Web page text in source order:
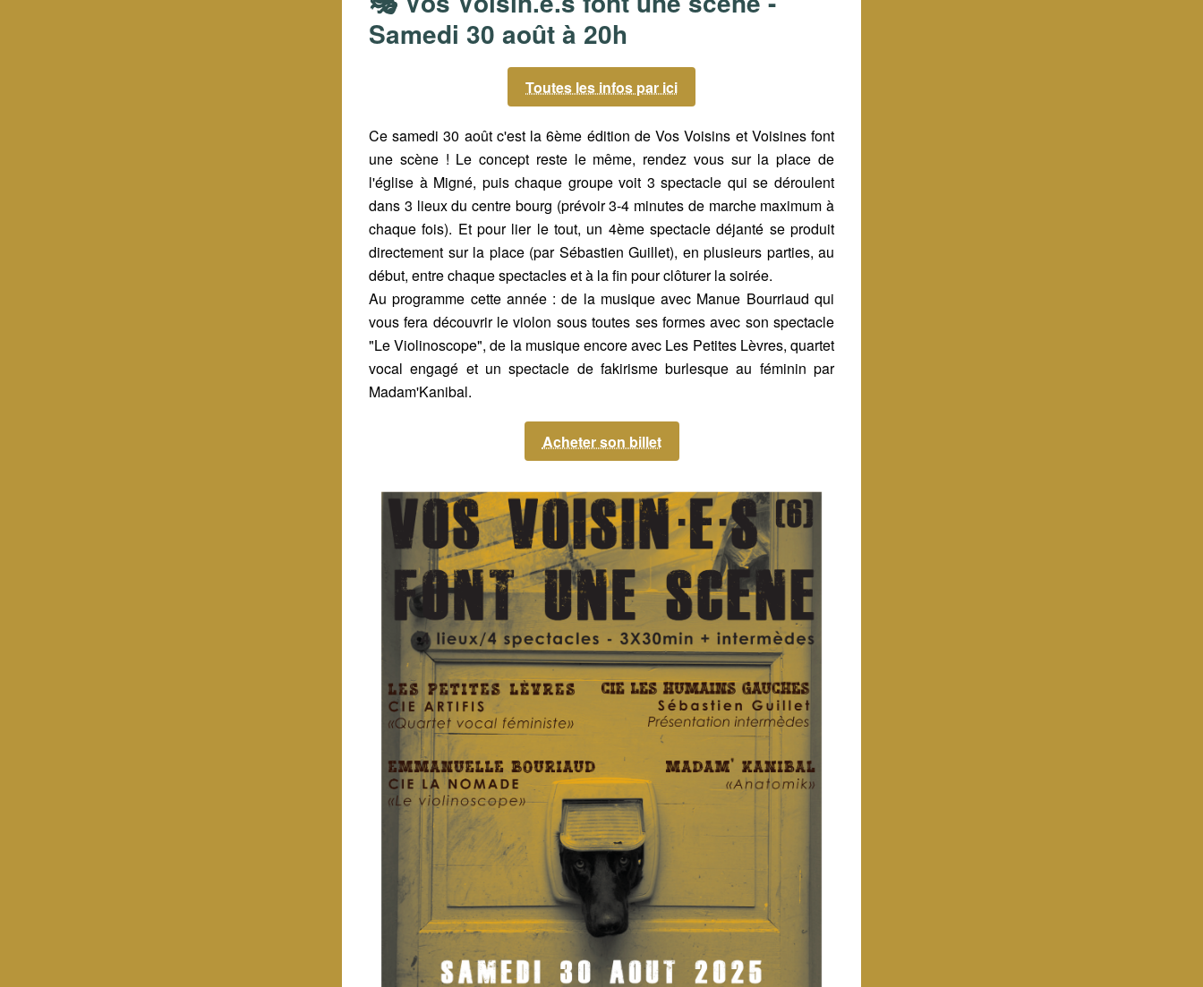
Samedi 30 août à 20h
Toutes les infos par ici
Ce samedi 30 août c'est la 6ème édition de Vos Voisins et Voisines font
une scène ! Le concept reste le même, rendez vous sur la place de
l'église à Migné, puis chaque groupe voit 3 spectacle qui se déroulent
dans 3 lieux du centre bourg (prévoir 3-4 minutes de marche maximum à
chaque fois). Et pour lier le tout, un 4ème spectacle déjanté se produit
directement sur la place (par Sébastien Guillet), en plusieurs parties, au
début, entre chaque spectacles et à la fin pour clôturer la soirée.
Au programme cette année : de la musique avec Manue Bourriaud qui
vous fera découvrir le violon sous toutes ses formes avec son spectacle
"Le Violinoscope", de la musique encore avec Les Petites Lèvres, quartet
vocal engagé et un spectacle de fakirisme burlesque au féminin par
Madam'Kanibal.
Acheter son billet